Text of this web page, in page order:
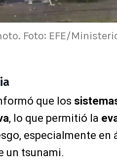
Foto: EFE/
que los
, lo que permitió la
especialmente en
un tsunami.